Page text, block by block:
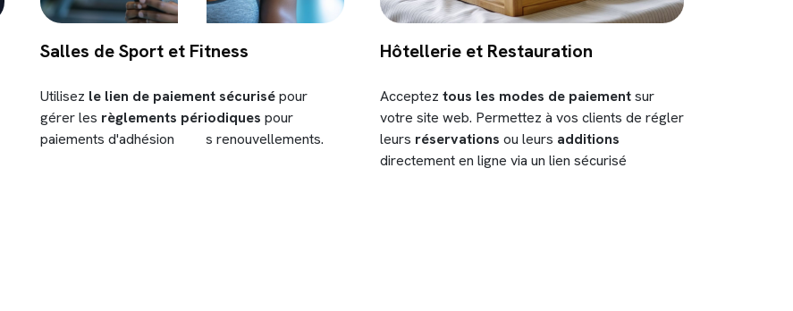
Salles de Sport et Fitness
Utilisez le lien de paiement sécurisépour
gérer les règlements périodiques pour
paiements d'adhésion et les renouvellements.
Hôtellerie et Restauration
Acceptez tous les modes de paiementsur
votre site web. Permettez à vos clients de régler
leurs réservations ou leurs additions
directement en ligne via un lien sécurisé